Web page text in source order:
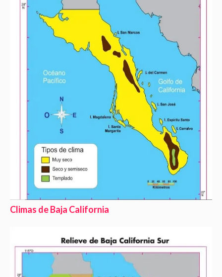
Climas de Baja California